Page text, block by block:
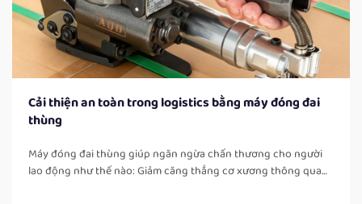
Cải thiện an toàn trong logistics bằng máy đóng đai
thùng
Máy đóng đai thùng giúp ngăn ngừa chấn thương cho người
lao động như thế nào: Giảm căng thẳng cơ xương thông qua